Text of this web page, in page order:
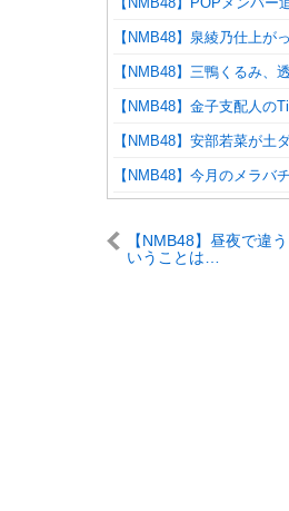
【NMB48】泉綾乃仕上が
【NMB48】三鴨くるみ、
【NMB48】金子支配人の
【NMB48】安部若菜が土
【NMB48】今月のメラバ
【NMB48】昼夜で違う
いうことは…